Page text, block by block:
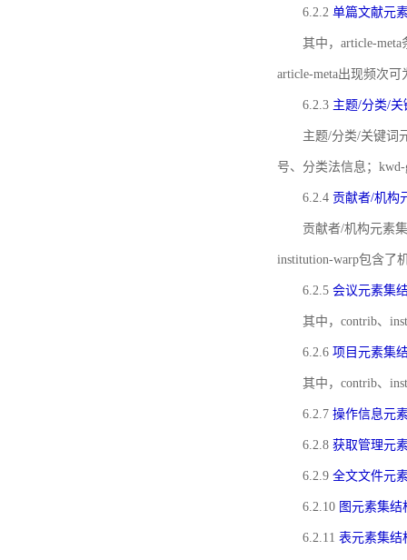
6.2.2 单篇文献元
其中，article-
article-meta出现频次可
6.2.3 主题/分类/
主题/分类/关键词
号、分类法信息；
6.2.4 贡献者/机构
贡献者/机构元素
institution-warp包含了
6.2.5 会议元素集
其中，contrib、
6.2.6 项目元素集
其中，contrib、
6.2.7 操作信息元
6.2.8 获取管理元
6.2.9 全文文件元
6.2.10 图元素集结
6.2.11 表元素集结